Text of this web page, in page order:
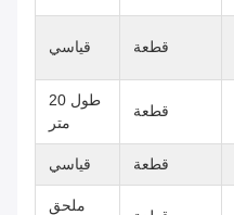
قطعة قياسي
قطعة
طول 20
متر
قطعة قياسي
ملحق